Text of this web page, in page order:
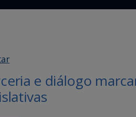
e diálogo